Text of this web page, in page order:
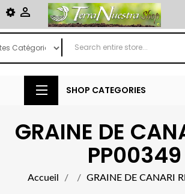

SHOP CATEGORIES
GRAINE DE
PP00349
Accueil GRAINE DE CANARI